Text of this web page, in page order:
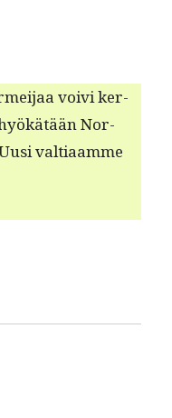
voivi ker­
Nor­
val­ti­aamme